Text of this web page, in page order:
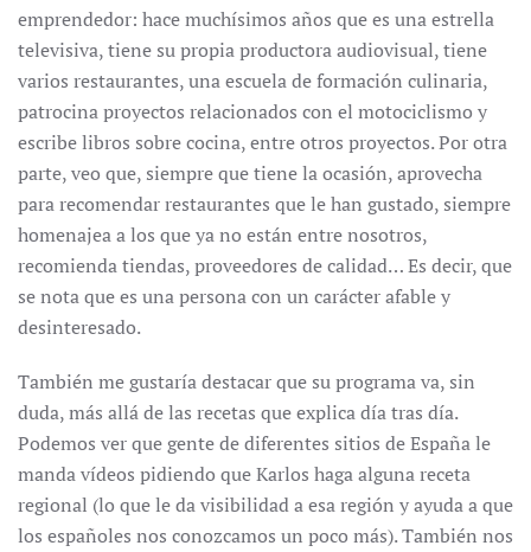
emprendedor: hace muchísimos años que es una estrella
televisiva, tiene su propia productora audiovisual, tiene
varios restaurantes, una escuela de formación culinaria,
patrocina proyectos relacionados con el motociclismo y
escribe libros sobre cocina, entre otros proyectos. Por otra
parte, veo que, siempre que tiene la ocasión, aprovecha
para recomendar restaurantes que le han gustado, siempre
homenajea a los que ya no están entre nosotros,
recomienda tiendas, proveedores de calidad… Es decir, que
se nota que es una persona con un carácter afable y
desinteresado.
También me gustaría destacar que su programa va, sin
duda, más allá de las recetas que explica día tras día.
Podemos ver que gente de diferentes sitios de España le
manda vídeos pidiendo que Karlos haga alguna receta
regional (lo que le da visibilidad a esa región y ayuda a que
los españoles nos conozcamos un poco más). También nos